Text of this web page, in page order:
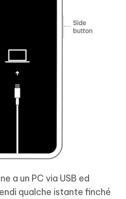
a un PC via USB ed
qualche istante finché